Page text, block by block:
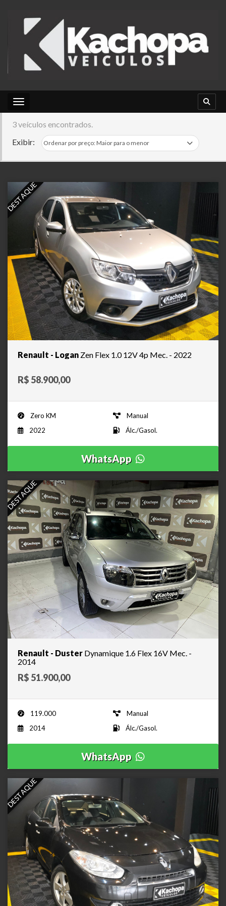
Toggle navigation
3 veículos encontrados.
Exibir:
DESTAQUE
Renault - Logan Zen Flex 1.0 12V 4p Mec. - 2022
R$ 58.900,00
Zero KM
Manual
2022
Álc./Gasol.
WhatsApp
DESTAQUE
Renault - Duster Dynamique 1.6 Flex 16V Mec. -
2014
R$ 51.900,00
119.000
Manual
2014
Álc./Gasol.
WhatsApp
DESTAQUE